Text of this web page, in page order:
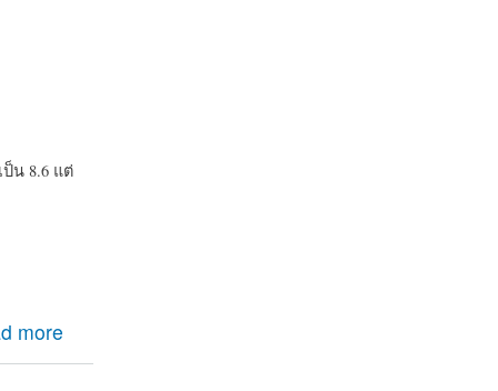
ป็น 8.6 แต่
more